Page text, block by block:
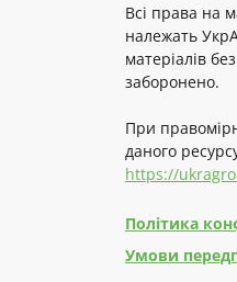
Всі права на
належать
матеріалів
заборонено.
При
даного
https://
Політика
Умови